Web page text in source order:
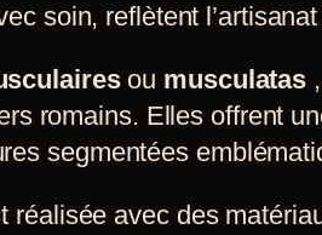
soin, reflètent
ou musculatas
romains. Elles offrent
segmentées
réalisée avec des